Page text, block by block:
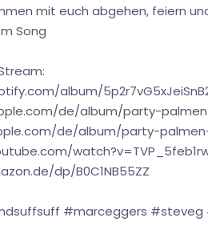
mit euch abgehen, feiern
Song
album/
de/album/party-
de/album/party-
dp/B0C1NB55ZZ
#marceggers